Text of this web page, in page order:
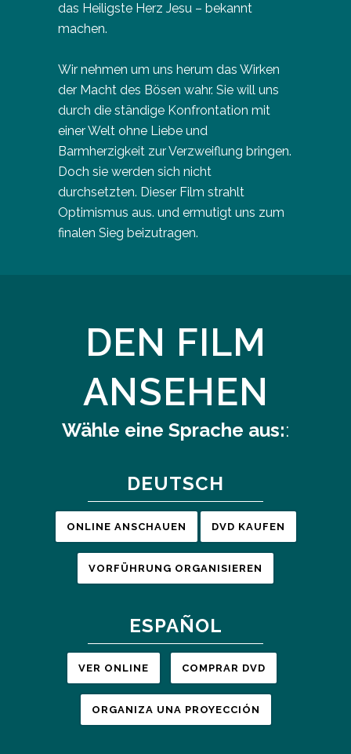
das Heiligste Herz Jesu – bekannt
machen.
Wir nehmen um uns herum das Wirken
der Macht des Bösen wahr. Sie will uns
durch die ständige Konfrontation mit
einer Welt ohne Liebe und
Barmherzigkeit zur Verzweiflung bringen.
Doch sie werden sich nicht
durchsetzten. Dieser Film strahlt
Optimismus aus. und ermutigt uns zum
finalen Sieg beizutragen.
DEN FILM
ANSEHEN
Wähle eine Sprache aus::
DEUTSCH
ONLINE ANSCHAUEN DVD KAUFEN
VORFÜHRUNG ORGANISIEREN
ESPAÑOL
VER ONLINE COMPRAR DVD
ORGANIZA UNA PROYECCIÓN